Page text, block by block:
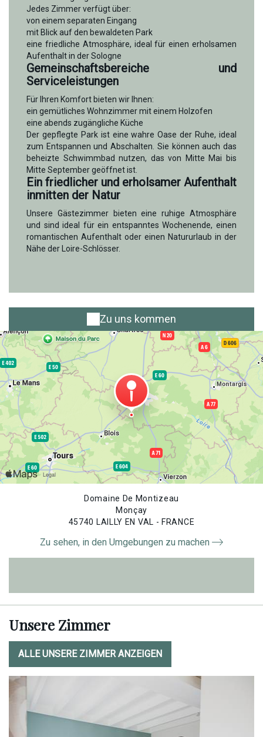
Jedes Zimmer verfügt über:
von einem separaten Eingang
mit Blick auf den bewaldeten Park
eine friedliche Atmosphäre, ideal für einen erholsamen
Aufenthalt in der Sologne
Gemeinschaftsbereiche und
Serviceleistungen
Für Ihren Komfort bieten wir Ihnen:
ein gemütliches Wohnzimmer mit einem Holzofen
eine abends zugängliche Küche
Der gepflegte Park ist eine wahre Oase der Ruhe, ideal
zum Entspannen und Abschalten. Sie können auch das
beheizte Schwimmbad nutzen, das von Mitte Mai bis
Mitte September geöffnet ist.
Ein friedlicher und erholsamer Aufenthalt
inmitten der Natur
Unsere Gästezimmer bieten eine ruhige Atmosphäre
und sind ideal für ein entspanntes Wochenende, einen
romantischen Aufenthalt oder einen Natururlaub in der
Nähe der Loire-Schlösser.
Zu uns kommen
Domaine De Montizeau
Monçay
45740 LAILLY EN VAL - FRANCE
Zu sehen, in den Umgebungen zu machen
Unsere Zimmer
ALLE UNSERE ZIMMER ANZEIGEN